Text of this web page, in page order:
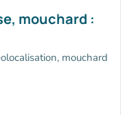
mouchard :
mouchard